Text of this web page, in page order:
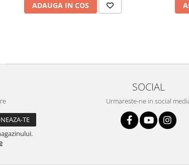
ADAUGA IN COS
SOCIAL
Urmareste-ne in social